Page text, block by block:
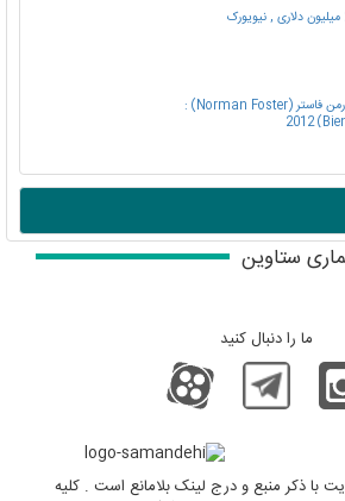
مصاحبه با نورمن فاستر (Norman Foster) :
ستاوین
ما را دنبال کنید
با ذکر منبع و درج لینک بلامانع است . کلیه